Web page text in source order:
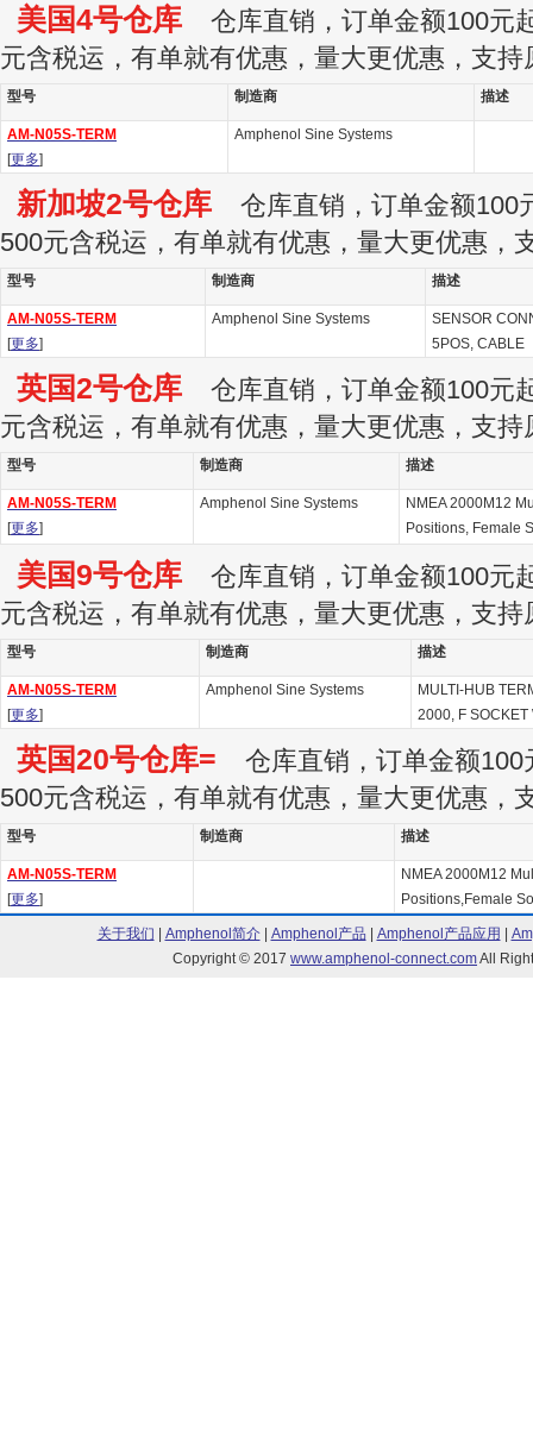
美国4号仓库 仓库直销，订单金额100元
元含税运，有单就有优惠，量大更优惠，支持
型号 制造商 描述
AM-N05S-TERM
[更多]
Amphenol Sine Systems
新加坡2号仓库 仓库直销，订单金额100
500元含税运，有单就有优惠，量大更优惠，
型号 制造商 描述
AM-N05S-TERM
[更多]
Amphenol Sine Systems
SENSOR
5POS, CABLE
英国2号仓库 仓库直销，订单金额100元
元含税运，有单就有优惠，量大更优惠，支持
型号 制造商 描述
AM-N05S-TERM
[更多]
Amphenol Sine Systems
NMEA 2000M12
Positions, Female
美国9号仓库 仓库直销，订单金额100元
元含税运，有单就有优惠，量大更优惠，支持
型号 制造商 描述
AM-N05S-TERM
[更多]
Amphenol Sine Systems
MULTI-HUB
2000, F SOCKET
英国20号仓库= 仓库直销，订单金额100
500元含税运，有单就有优惠，量大更优惠，
型号 制造商 描述
AM-N05S-TERM
[更多]
NMEA 2000M12
Positions,Female
关于我们 Amphenol简介| Amphenol产品 Amphenol产品应用
Copyright © 2017 www.amphenol-connect.comAll